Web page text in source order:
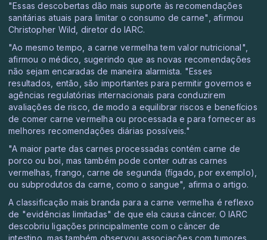
"Essas descobertas dão mais suporte às recomendações
sanitárias atuais para limitar o consumo de carne", afirmou
Christopher Wild, diretor do IARC.
"Ao mesmo tempo, a carne vermelha tem valor nutricional",
afirmou o médico, sugerindo que as novas recomendações
não sejam encaradas de maneira alarmista. "Esses
resultados, então, são importantes para permitir governos e
agências regulatórias internacionais para conduzirem
avaliações de risco, de modo a equilibrar riscos e benefícios
de comer carne vermelha ou processada e para fornecer as
melhores recomendações diárias possíveis."
"A maior parte das carnes processadas contém carne de
porco ou boi, mas também pode conter outras carnes
vermelhas, frango, carne de segunda (fígado, por exemplo),
ou subprodutos da carne, como o sangue", afirma o artigo.
A classificação mais branda para a carne vermelha é reflexo
de "evidências limitadas" de que ela causa câncer. O IARC
descobriu ligações principalmente com o câncer de